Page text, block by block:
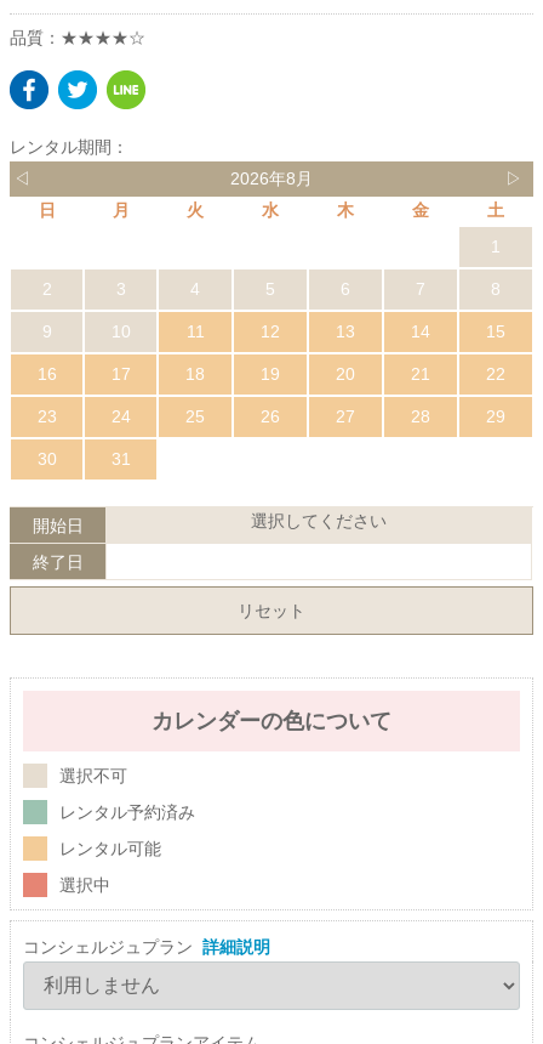
品質：★★★★☆
レンタル期間：
◁
2026年8月
▷
日
月 火 水 木 金
土
1
2 3 4 5 6 7 8
9 10 11 12 13 14 15
16 17 18 19 20 21 22
23 24 25 26 27 28 29
30 31
開始日 選択してください
終了日
リセット
カレンダーの色について
選択不可
レンタル予約済み
レンタル可能
選択中
コンシェルジュプラン 詳細説明